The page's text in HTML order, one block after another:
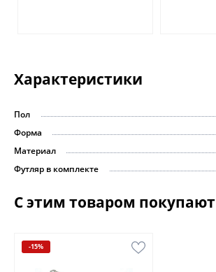
Характеристики
Пол
Форма
Материал
Футляр в комплекте
С этим товаром покупают
-15%